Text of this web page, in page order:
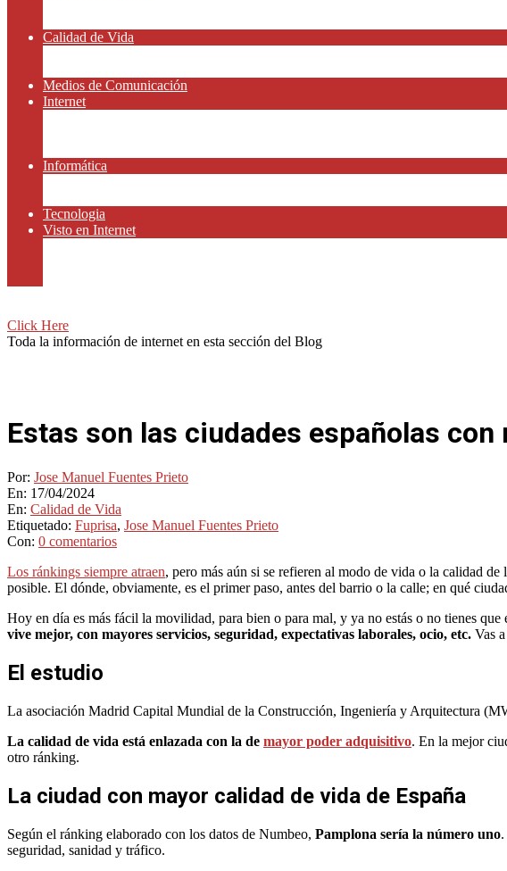
Calidad de Vida
Medios de Comunicación
Internet
Informática
Tecnologia
Visto en Internet
Click Here
Toda la información de internet en esta sección del Blog
Estas son las ciudades españolas
Por: Jose Manuel Fuentes Prieto
En: 17/04/2024
En: Calidad de Vida
Etiquetado: Fuprisa, Jose Manuel Fuentes Prieto
Con: 0 comentarios
Los ránkings siempre atraen, pero más aún si se refieren al modo de vida o la calidad
posible. El dónde, obviamente, es el primer paso, antes del barrio o la calle; en qué
Hoy en día es más fácil la movilidad, para bien o para mal, y ya no estás o no tienes
vive mejor, con mayores servicios, seguridad, expectativas laborales, ocio, etc. Vas
El estudio
La asociación Madrid Capital Mundial de la Construcción, Ingeniería y Arquitectura
La calidad de vida está enlazada con la de mayor poder adquisitivo. En la mejor
otro ránking.
La ciudad con mayor calidad de vida de España
Según el ránking elaborado con los datos de Numbeo, Pamplona sería la número uno
seguridad, sanidad y tráfico.